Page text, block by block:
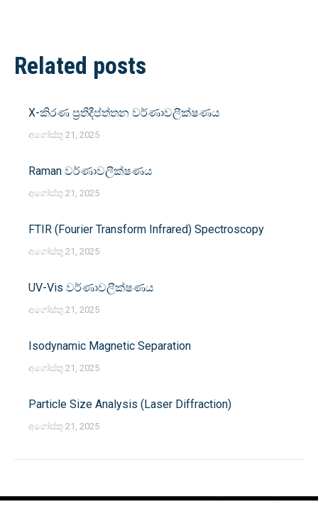
Post
navigation
Related posts
X-කිරණ ප්‍රතිදීප්ත්තන වර්ණාවලීක්ෂණය
අගෝස්තු 21, 2025
Raman වර්ණාවලීක්ෂණය
අගෝස්තු 21, 2025
FTIR (Fourier Transform Infrared) Spectroscopy
අගෝස්තු 21, 2025
UV-Vis වර්ණාවලීක්ෂණය
අගෝස්තු 21, 2025
Isodynamic Magnetic Separation
අගෝස්තු 21, 2025
Particle Size Analysis (Laser Diffraction)
අගෝස්තු 21, 2025